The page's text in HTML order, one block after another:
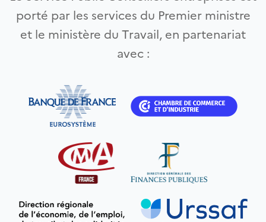
porté par les services du Premier ministre
et le ministère du Travail, en partenariat
avec :